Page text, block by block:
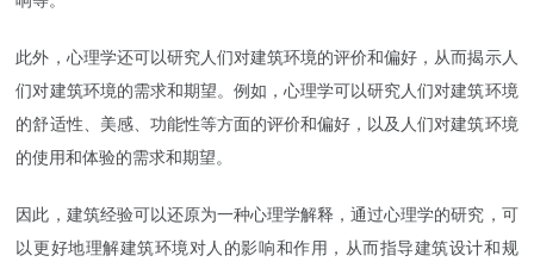
此外，心理学还可以研究人们对建筑环境的评价和偏好，从而揭示人
们对建筑环境的需求和期望。例如，心理学可以研究人们对建筑环境
的舒适性、美感、功能性等方面的评价和偏好，以及人们对建筑环境
的使用和体验的需求和期望。
因此，建筑经验可以还原为一种心理学解释，通过心理学的研究，可
以更好地理解建筑环境对人的影响和作用，从而指导建筑设计和规